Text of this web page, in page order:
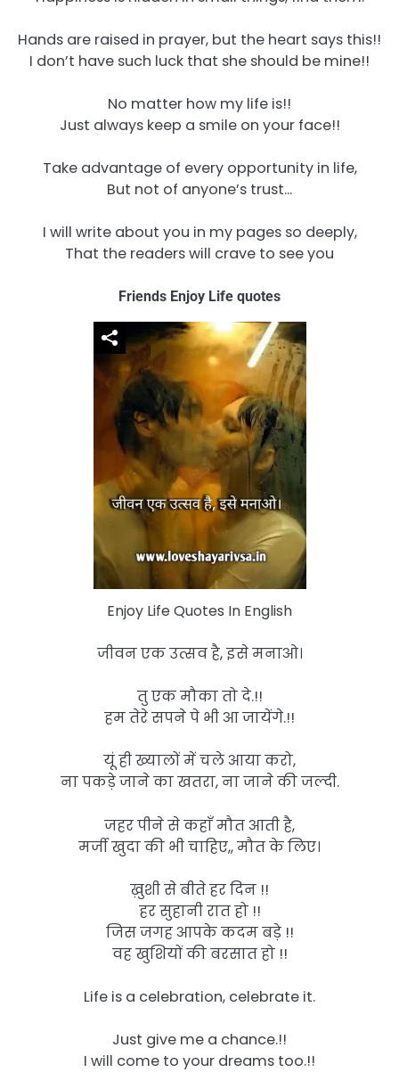
Hands are raised in prayer, but the heart says this!!
I don’t have such luck that she should be mine!!
No matter how my life is!!
Just always keep a smile on your face!!
Take advantage of every opportunity in life,
But not of anyone’s trust…
I will write about you in my pages so deeply,
That the readers will crave to see you
Friends Enjoy Life quotes
Enjoy Life Quotes In English
जीवन एक उत्सव है, इसे मनाओ।
तु एक मौका तो दे.!!
हम तेरे सपने पे भी आ जायेंगे.!!
यूं ही ख्यालों में चले आया करो,
ना पकड़े जाने का खतरा, ना जाने की जल्दी.
जहर पीने से कहाँ मौत आती है,
मर्जी खुदा की भी चाहिए,, मौत के लिए।
ख़ुशी से बीते हर दिन !!
हर सुहानी रात हो !!
जिस जगह आपके कदम बड़े !!
वह खुशियों की बरसात हो !!
Life is a celebration, celebrate it.
Just give me a chance.!!
I will come to your dreams too.!!